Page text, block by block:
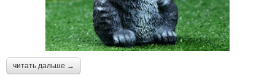
читать дальше →